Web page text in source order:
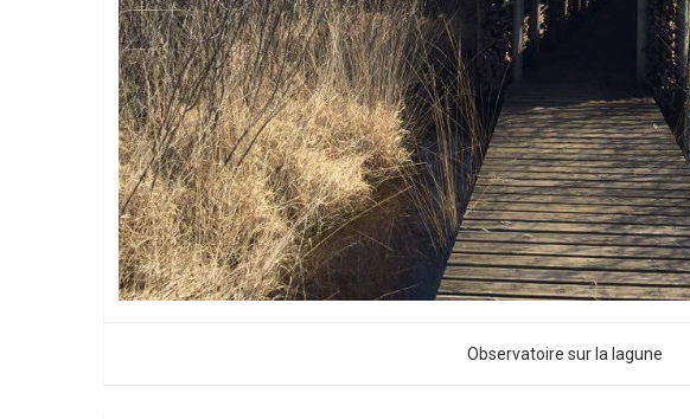
Observatoire sur la lagune